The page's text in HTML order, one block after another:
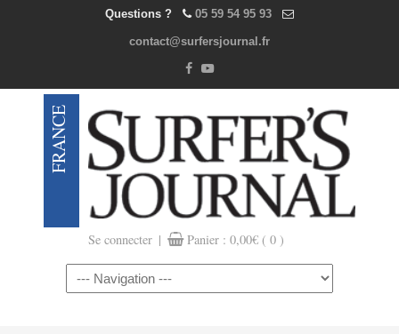
Questions ? 05 59 54 95 93
contact@surfersjournal.fr
Se connecter | Panier : 0,00€ ( 0 )
Navigation